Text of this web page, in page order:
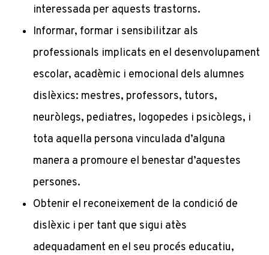
interessada per aquests trastorns.
Informar, formar i sensibilitzar als
professionals implicats en el desenvolupament
escolar, acadèmic i emocional dels alumnes
dislèxics: mestres, professors, tutors,
neuròlegs, pediatres, logopedes i psicòlegs, i
tota aquella persona vinculada d’alguna
manera a promoure el benestar d’aquestes
persones.
Obtenir el reconeixement de la condició de
dislèxic i per tant que sigui atès
adequadament en el seu procés educatiu,